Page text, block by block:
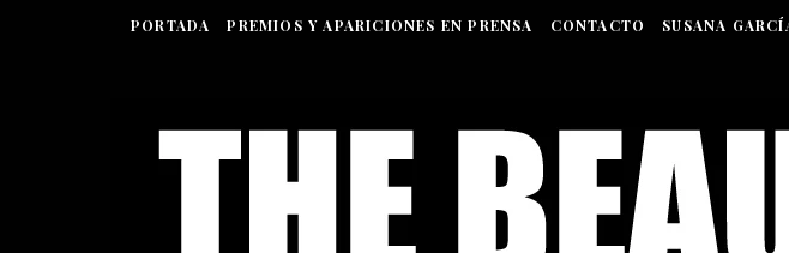
PORTADA PREMIOS Y APARICIONES EN PRENSA CONTACTO SUSANA